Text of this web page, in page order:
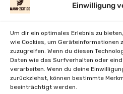
Einwilligung
Um dir ein optimales Erlebnis zu
wie Cookies, um
zuzugreifen. Wenn du diesen
Daten wie das Surfverhalten oder
verarbeiten. Wenn du deine
zurückziehst, können bestimmte
beeinträchtigt werden.
Wenn ich sage, dass ich
Selbstoptimierung, an
Durchsetzungsfähigkeit
Rückeroberung
verlorenen Männlichkeit.